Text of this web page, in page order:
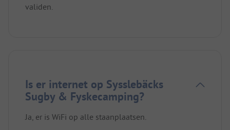
validen.
Is er internet op Sysslebäcks
Sugby & Fyskecamping?
Ja, er is WiFi op alle staanplaatsen.